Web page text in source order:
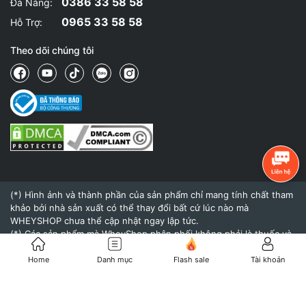
Hỗ Trợ: 0965 33 58 58
Theo dõi chúng tôi
(*) Hình ảnh và thành phần của sản phẩm chỉ mang tính chất tham
khảo bởi nhà sản xuất có thể thay đổi bất cứ lúc nào mà
WHEYSHOP chưa thể cập nhật ngay lập tức.
(*) Các sản phẩm mà WheyShop phân phối không phải là thuốc và
không có tác dụng thay thế thuốc chữa bệnh.
(*) Hiệu quả của sản phẩm khi sử dụng còn tùy thuộc vào cơ địa,
Home Danh mục Flash sale Tài khoản